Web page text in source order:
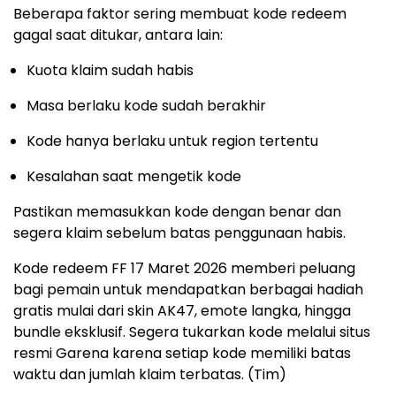
Beberapa faktor sering membuat kode redeem
gagal saat ditukar, antara lain:
Kuota klaim sudah habis
Masa berlaku kode sudah berakhir
Kode hanya berlaku untuk region tertentu
Kesalahan saat mengetik kode
Pastikan memasukkan kode dengan benar dan
segera klaim sebelum batas penggunaan habis.
Kode redeem FF 17 Maret 2026 memberi peluang
bagi pemain untuk mendapatkan berbagai hadiah
gratis mulai dari skin AK47, emote langka, hingga
bundle eksklusif. Segera tukarkan kode melalui situs
resmi Garena karena setiap kode memiliki batas
waktu dan jumlah klaim terbatas. (Tim)